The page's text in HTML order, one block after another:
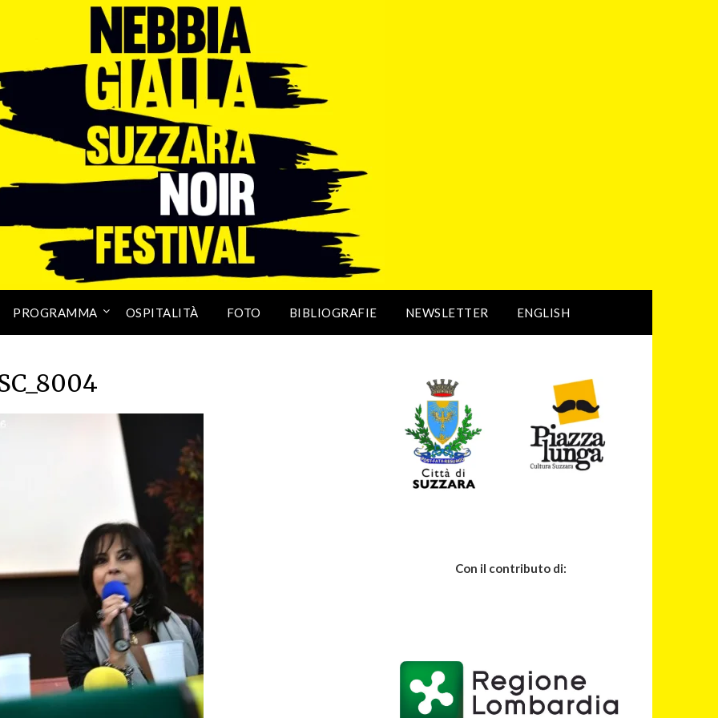
PROGRAMMA OSPITALITÀ FOTO BIBLIOGRAFIE NEWSLETTER ENGLISH
Con il contributo di: